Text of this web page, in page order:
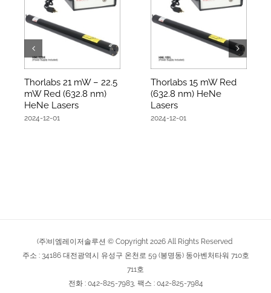
Thorlabs 21 mW – 22.5
mW Red (632.8 nm)
HeNe Lasers
2024-12-01
Thorlabs 15 mW Red
(632.8 nm) HeNe
Lasers
2024-12-01
(주)비엠레이저솔루션 © Copyright 2026 All Rights Reserved
주소 : 34186 대전광역시 유성구 온천로 59 (봉명동) 동아벤처타워 710호
711호
전화 : 042-825-7983, 팩스 : 042-825-7984